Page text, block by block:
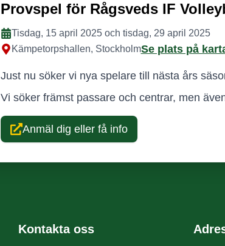
Provspel för Rågsveds IF
Tisdag, 15 april 2025 och tisdag, 29 april 2025
Kämpetorpshallen, StockholmSe plats på
Just nu söker vi nya spelare till nästa års
Vi söker främst passare och centrar, men
Anmäl dig eller få info
Kontakta oss